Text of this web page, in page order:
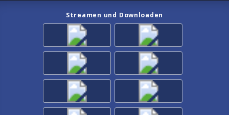
Streamen und Downloaden